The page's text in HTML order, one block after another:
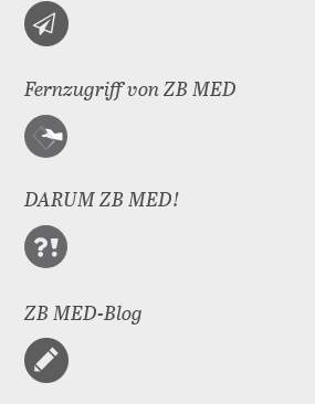
Fernzugriff von ZB MED
DARUM ZB MED!
ZB MED-Blog